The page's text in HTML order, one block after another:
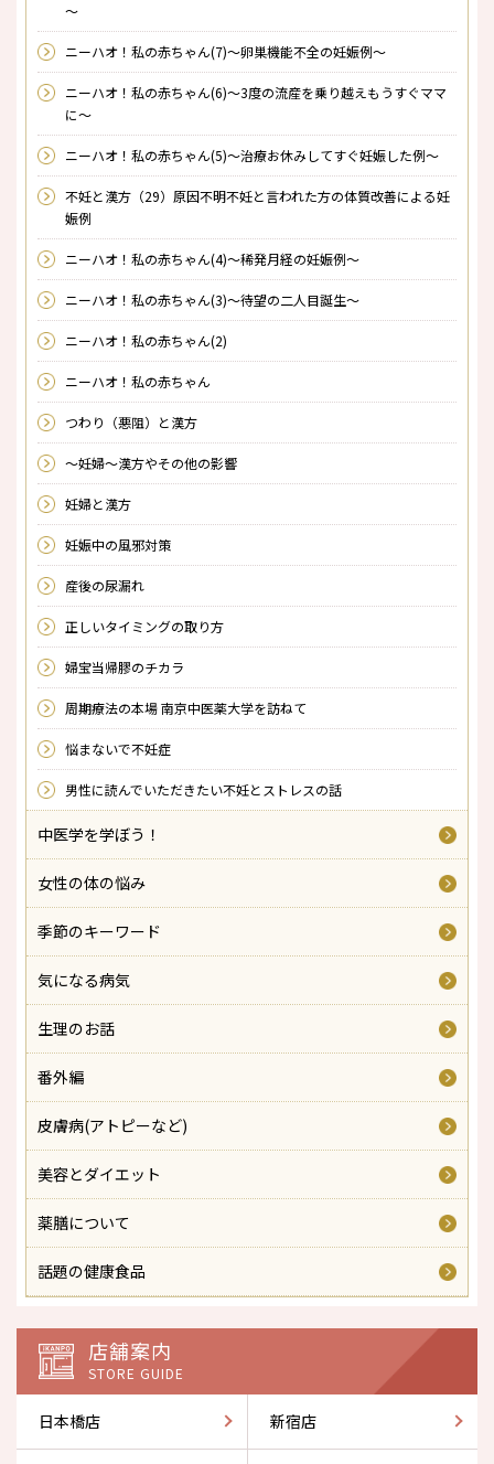
～
ニーハオ！私の赤ちゃん(7)～卵巣機能不全の妊娠例～
ニーハオ！私の赤ちゃん(6)～3度の流産を乗り越えもうすぐママ
に～
ニーハオ！私の赤ちゃん(5)～治療お休みしてすぐ妊娠した例～
不妊と漢方（29）原因不明不妊と言われた方の体質改善による妊
娠例
ニーハオ！私の赤ちゃん(4)～稀発月経の妊娠例～
ニーハオ！私の赤ちゃん(3)～待望の二人目誕生～
ニーハオ！私の赤ちゃん(2)
ニーハオ！私の赤ちゃん
つわり（悪阻）と漢方
～妊婦～漢方やその他の影響
妊婦と漢方
妊娠中の風邪対策
産後の尿漏れ
正しいタイミングの取り方
婦宝当帰膠のチカラ
周期療法の本場 南京中医薬大学を訪ねて
悩まないで不妊症
男性に読んでいただきたい不妊とストレスの話
中医学を学ぼう！
女性の体の悩み
季節のキーワード
気になる病気
生理のお話
番外編
皮膚病(アトピーなど)
美容とダイエット
薬膳について
話題の健康食品
店舗案内
STORE GUIDE
日本橋店 新宿店